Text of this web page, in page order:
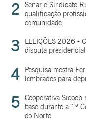
2
Senar e Sindicato
qualificação
comunidade
3
ELEIÇÕES 2026 -
disputa
4
Pesquisa mostra
lembrados para
5 Cooperativa Sicoob
base durante a 1ª
do Norte